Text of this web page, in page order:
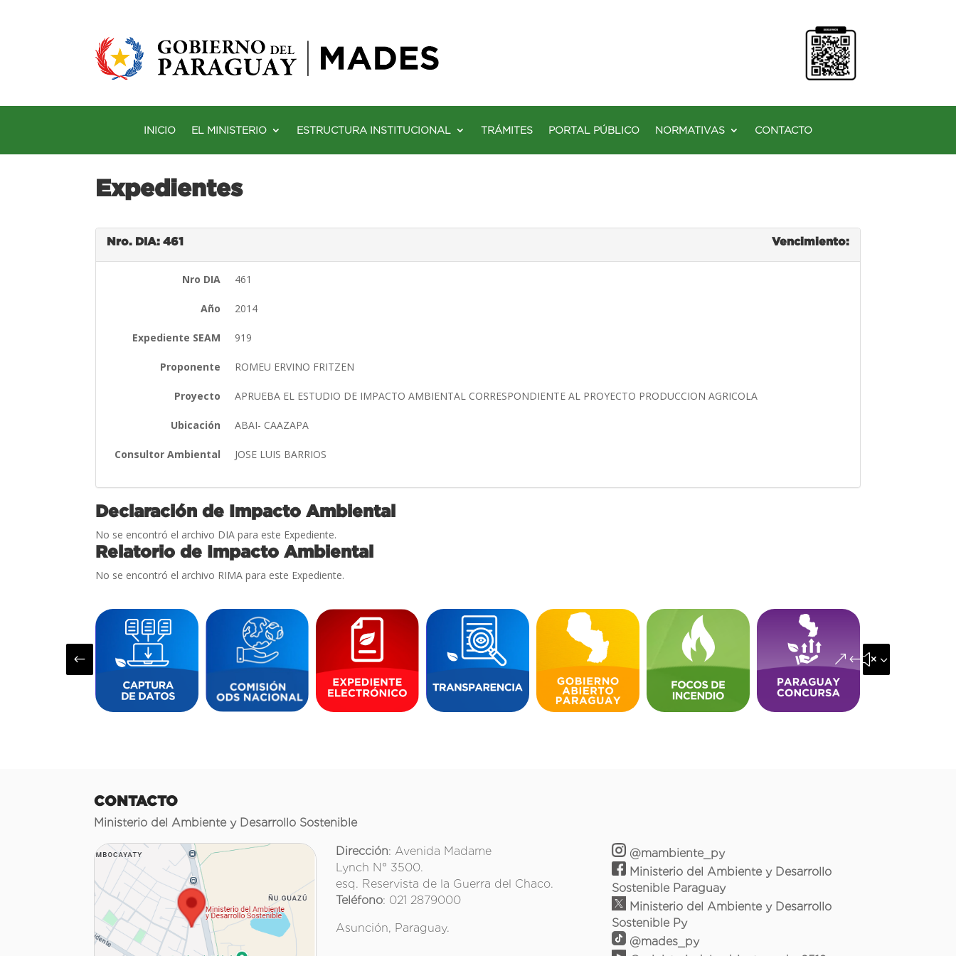
INICIO EL MINISTERIO ESTRUCTURA INSTITUCIONAL TRÁMITES PORTAL PÚBLICO NORMATIVAS CONTACTO
Expedientes
Nro. DIA: 461 Vencimiento:
Nro DIA 461
Año 2014
Expediente SEAM 919
Proponente ROMEU ERVINO FRITZEN
Proyecto APRUEBA EL ESTUDIO DE IMPACTO AMBIENTAL CORRESPONDIENTE AL PROYECTO PRODUCCION AGRICOLA
Ubicación ABAI- CAAZAPA
Consultor Ambiental JOSE LUIS BARRIOS
Declaración de Impacto Ambiental
No se encontró el archivo DIA para este Expediente.
Relatorio de Impacto Ambiental
No se encontró el archivo RIMA para este Expediente.
# &#x35;
CONTACTO
Ministerio del Ambiente y Desarrollo Sostenible
Dirección: Avenida Madame
Lynch N° 3500.
esq. Reservista de la Guerra del Chaco.
Teléfono: 021 2879000
Asunción, Paraguay.
@mambiente_py
Ministerio del Ambiente y Desarrollo
Sostenible Paraguay
Ministerio del Ambiente y Desarrollo
Sostenible Py
@mades_py